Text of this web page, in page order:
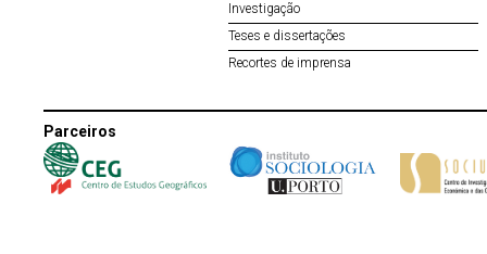
Investigação
Teses e dissertações
Recortes de imprensa
Parceiros